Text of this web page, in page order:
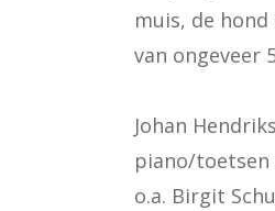
muis, de
van ongeveer
Johan
piano/toetsen
o.a. Birgit